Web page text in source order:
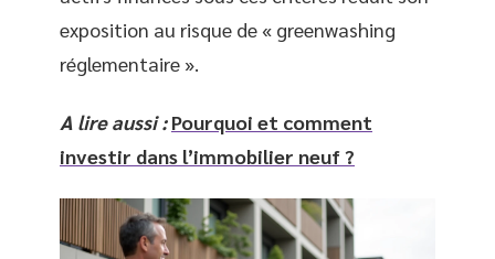
exposition au risque de « greenwashing
réglementaire ».
A lire aussi : Pourquoi et comment
investir dans l’immobilier neuf ?